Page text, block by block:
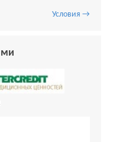
Условия →